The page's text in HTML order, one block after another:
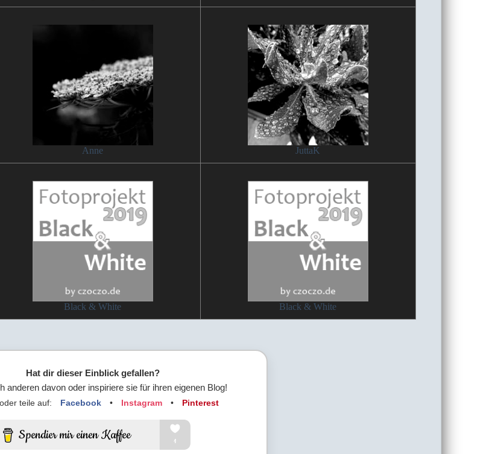
Anne JuttaK
Black & White Black & White
Hat dir dieser Einblick gefallen?
anderen davon oder inspiriere sie für ihren eigenen Blog!
teile auf: Facebook • Instagram • Pinterest